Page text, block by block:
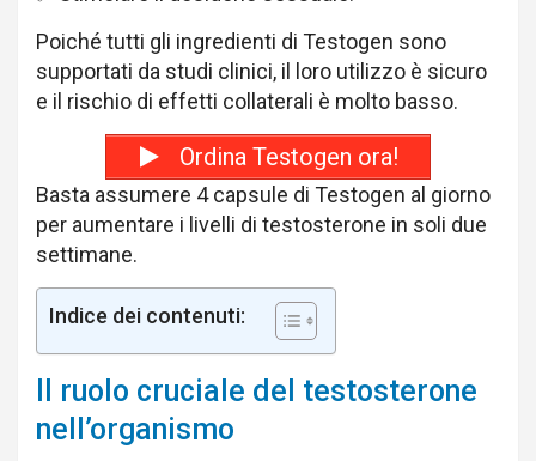
Poiché tutti gli ingredienti di Testogen sono
supportati da studi clinici, il loro utilizzo è sicuro
e il rischio di effetti collaterali è molto basso.
Ordina Testogen ora!
Basta assumere 4 capsule di Testogen al giorno
per aumentare i livelli di testosterone in soli due
settimane.
Indice dei contenuti:
Il ruolo cruciale del testosterone
nell’organismo